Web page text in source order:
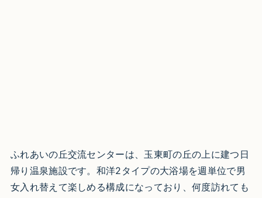
ふれあいの丘交流センターは、玉東町の丘の上に建つ日
帰り温泉施設です。和洋2タイプの大浴場を週単位で男
女入れ替えて楽しめる構成になっており、何度訪れても